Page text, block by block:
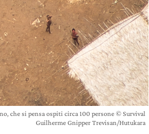
che si pensa ospiti circa 100 persone © Survival
Guilherme Gnipper Trevisan/Hutukara